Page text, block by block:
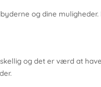
og dine
og det er værd at